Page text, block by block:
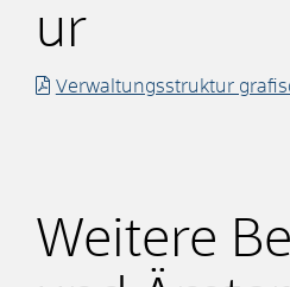
ur
Verwaltungsstruktur
Weitere